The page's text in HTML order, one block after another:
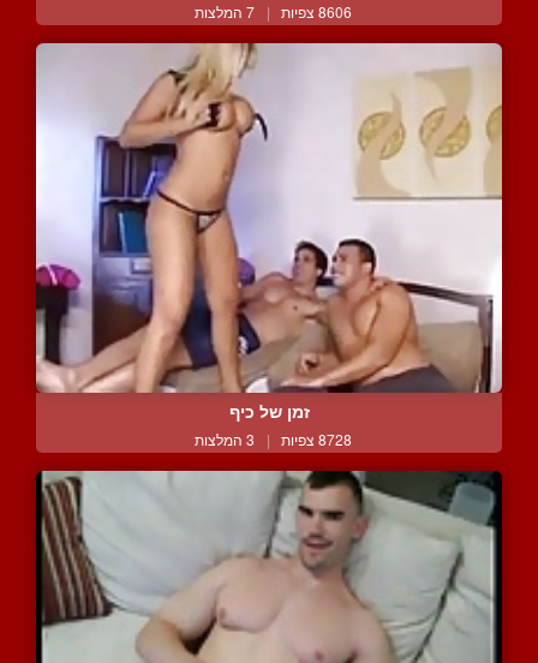
8606 צפיות | 7 המלצות
זמן של כיף
8728 צפיות | 3 המלצות